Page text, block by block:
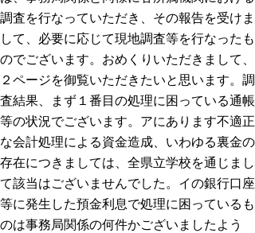
調査を行なっていただき、その報告を受けま
して、必要に応じて現地調査等を行なったも
のでございます。おめくりいただきまして、
２ページを御覧いただきたいと思います。調
査結果、まず１番目の処理に困っている通帳
等の状況でございます。アにあります不適正
な会計処理による資金造成、いわゆる裏金の
存在につきましては、全県立学校を通じまし
て該当はございませんでした。イの銀行口座
等に発生した預金利息で処理に困っているも
のは事務局関係の何件かございましたよう